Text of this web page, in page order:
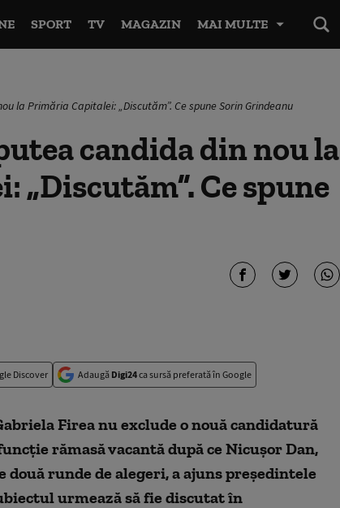
SPORT TV MAGAZIN MAI MULTE
la Primăria Capitalei: „Discutăm”. Ce spune Sorin Grindeanu
candida din nou la
„Discutăm”. Ce spune
Discover Adaugă Digi24ca sursă preferată în Google
Firea nu exclude o nouă candidatură
rămasă vacantă după ce Nicușor Dan,
runde de alegeri, a ajunspreședintele
urmează să fie discutat în